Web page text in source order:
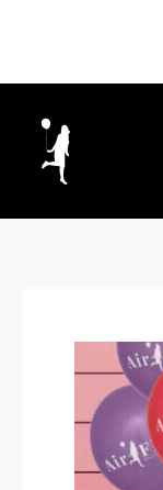
springen